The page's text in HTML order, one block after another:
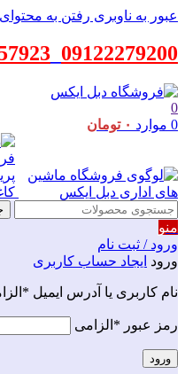
عبور به ناوبری رفتن به
09122279200
0
0 موارد ۰ تومان
منو
ورود / ثبت نام
ورود ایجاد حساب کاربری
نام کاربری یا آدرس ایمیل *
رمز عبور * الزامی
ورود